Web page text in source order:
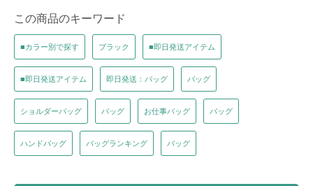
この商品のキーワード
■カラー別で探す ブラック ■即日発送アイテム
■即日発送アイテム 即日発送：バッグ バッグ
ショルダーバッグ バッグ お仕事バッグ バッグ
ハンドバッグ バッグランキング バッグ